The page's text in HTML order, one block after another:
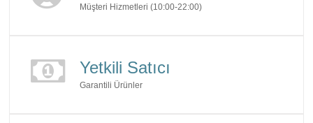
Müşteri Hizmetleri (10:00-22:00)
Yetkili Satıcı
Garantili Ürünler